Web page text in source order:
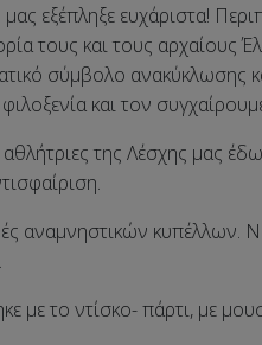
εξέπληξε ευχάριστα!
τους και τους
σύμβολο ανακύκλωσης
φιλοξενία και τον
αθλήτριες της Λέσχης μας
αναμνηστικών κυπέλλων.
με το ντίσκο- πάρτι, με